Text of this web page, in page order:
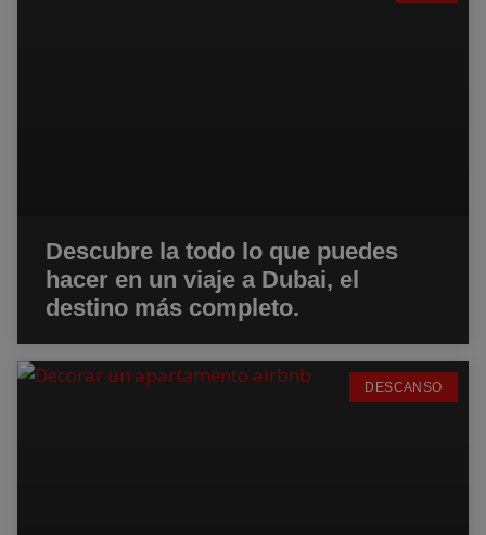
Descubre la todo lo que puedes
hacer en un viaje a Dubai, el
destino más completo.
DESCANSO